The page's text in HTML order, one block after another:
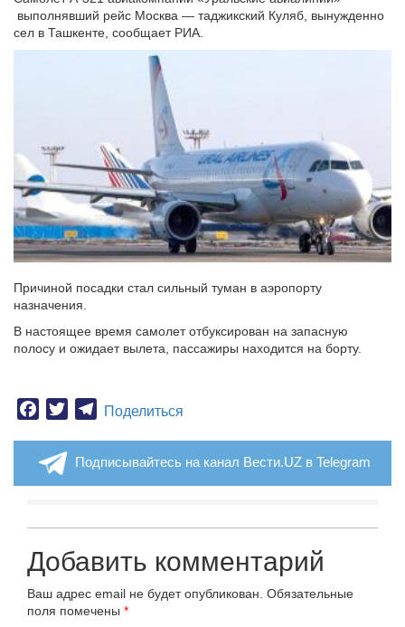
выполнявший рейс Москва — таджикский Куляб, вынужденно
сел в Ташкенте, сообщает РИА.
Причиной посадки стал сильный туман в аэропорту
назначения.
В настоящее время самолет отбуксирован на запасную
полосу и ожидает вылета, пассажиры находится на борту.
Facebook
TwitterTelegram
Поделиться
Подписывайтесь на канал Вести.UZ в Telegram
Добавить комментарий
Ваш адрес email не будет опубликован. Обязательные
поля помечены *